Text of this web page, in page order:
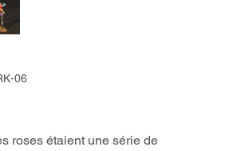
06
roses étaient une série de